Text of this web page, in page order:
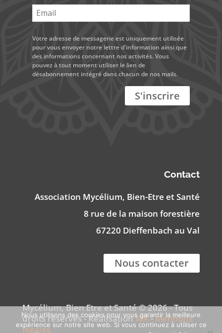
Votre adresse de messagerie est uniquement utilisée
pour vous envoyer notre lettre d'information ainsi que
des informations concernant nos activités. Vous
pouvez à tout moment utiliser le lien de
désabonnement intégré dans chacun de nos mails.
Contact
Association Mycélium, Bien-Etre et Santé
8 rue de la maison forestière
67220 Dieffenbach au Val
Nous contacter
Mycélium, Bien Etre et Santé © 2026 - Tous
droits réservés - RéalisationWA-Mentions
légales
Nous utilisons des cookies pour vous garantir la meilleure
expérience sur notre site web. Si vous continuez à utiliser ce